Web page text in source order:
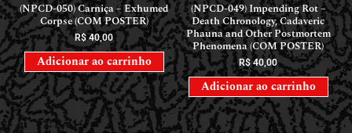
(NPCD-050) Carniça – Exhumed
Corpse (COM POSTER)
R$40,00
Adicionar ao carrinho
(NPCD-049) Impending Rot –
Death Chronology, Cadaveric
Phauna and Other Postmortem
Phenomena (COM POSTER)
R$40,00
Adicionar ao carrinho